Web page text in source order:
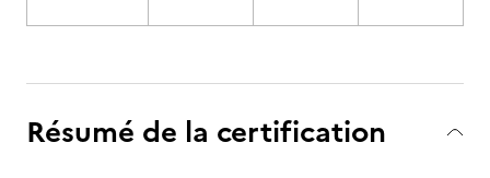
Résumé de la certification